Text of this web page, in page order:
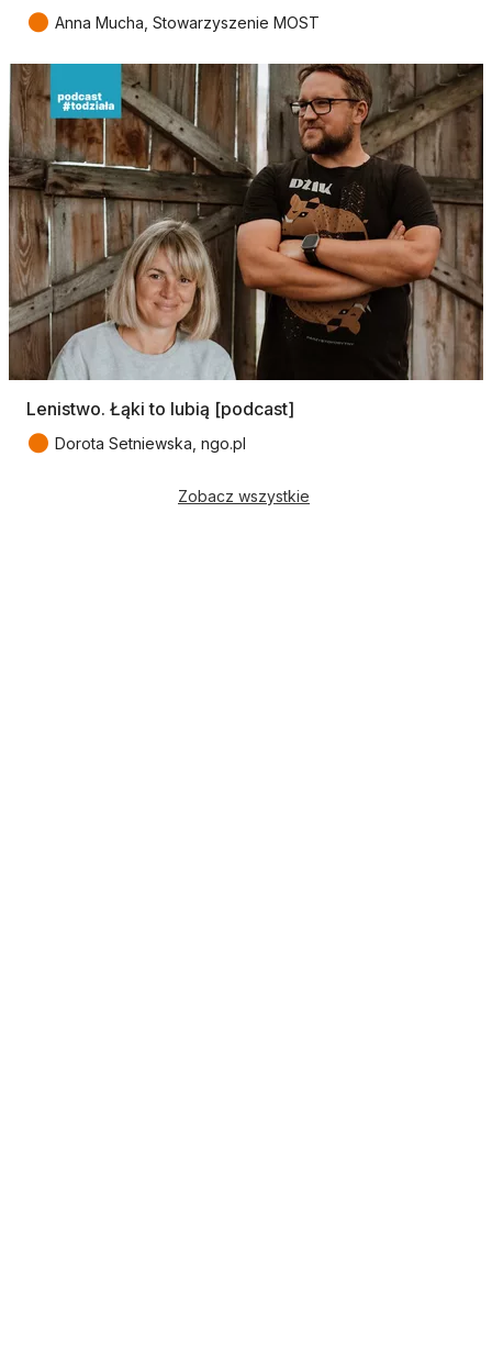
● Anna Mucha, Stowarzyszenie MOST
Lenistwo. Łąki to lubią [podcast]
● Dorota Setniewska, ngo.pl
Zobacz wszystkie